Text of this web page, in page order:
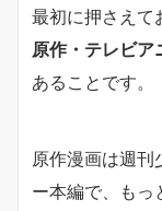
最初に押さえて
原作・テレビア
あることです。
原作漫画は週刊
ー本編で、もっ